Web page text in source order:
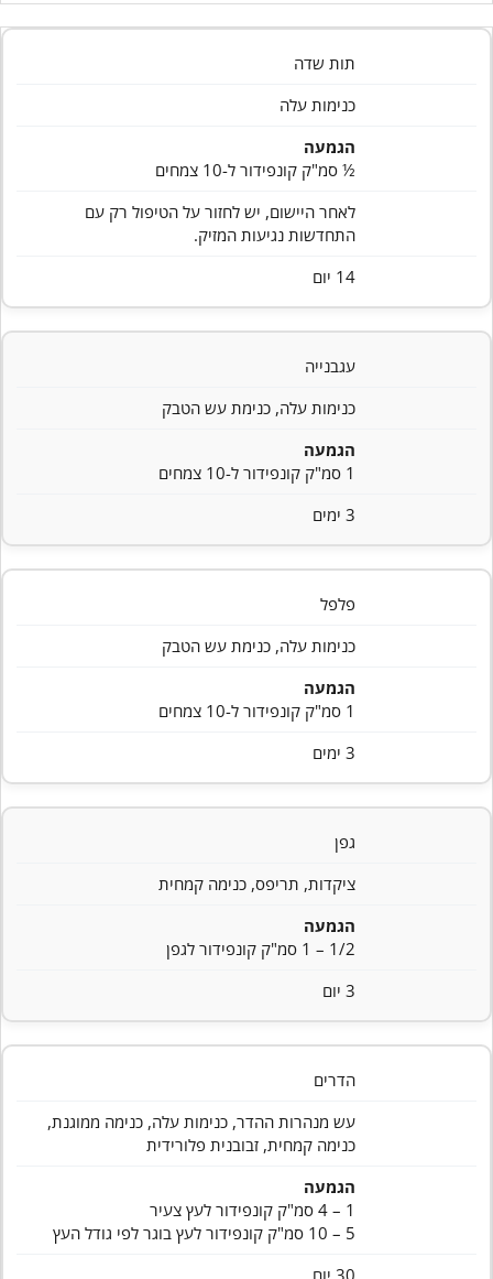
תות שדה
כנימות עלה
הגמעה
½ סמ"ק קונפידור ל-10 צמחים
לאחר היישום, יש לחזור על הטיפול רק עם
התחדשות נגיעות המזיק.
14 יום
עגבנייה
כנימות עלה, כנימת עש הטבק
הגמעה
1 סמ"ק קונפידור ל-10 צמחים
3 ימים
פלפל
כנימות עלה, כנימת עש הטבק
הגמעה
1 סמ"ק קונפידור ל-10 צמחים
3 ימים
גפן
ציקדות, תריפס, כנימה קמחית
הגמעה
1/2 – 1 סמ"ק קונפידור לגפן
3 יום
הדרים
עש מנהרות ההדר, כנימות עלה, כנימה ממוגנת,
כנימה קמחית, זבובנית פלורידית
הגמעה
1 – 4 סמ"ק קונפידור לעץ צעיר
5 – 10 סמ"ק קונפידור לעץ בוגר לפי גודל העץ